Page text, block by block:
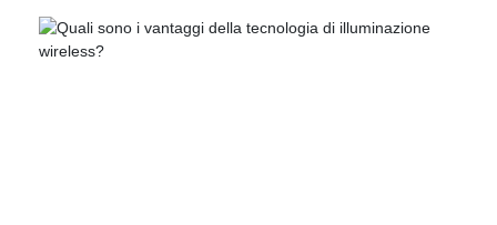
Questa certificazione indica che il tuo prodotto
soddisfa gli alti standard per la salute, la